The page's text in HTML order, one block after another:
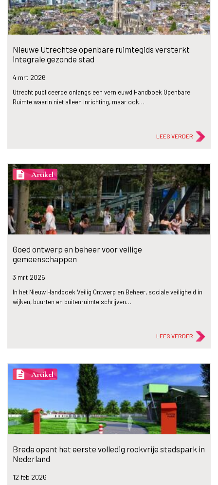
Nieuwe Utrechtse openbare ruimtegids versterkt
integrale gezonde stad
4 mrt 2026
Utrecht publiceerde onlangs een vernieuwd Handboek Openbare
Ruimte waarin niet alleen inrichting, maar ook…
LEES VERDER
description Artikel
Goed ontwerp en beheer voor veilige
gemeenschappen
3 mrt 2026
In het Nieuw Handboek Veilig Ontwerp en Beheer, sociale veiligheid in
wijken, buurten en buitenruimte schrijven…
LEES VERDER
description Artikel
Breda opent het eerste volledig rookvrije stadspark in
Nederland
12 feb 2026